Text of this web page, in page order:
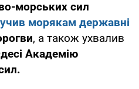
морських сил
морякам державні
, а також ухвалив
Академію